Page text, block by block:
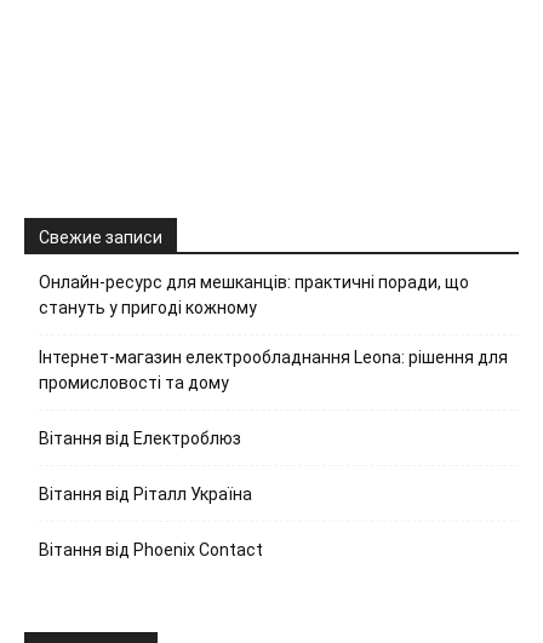
Свежие записи
Онлайн-ресурс для мешканців: практичні поради, що
стануть у пригоді кожному
Інтернет-магазин електрообладнання Leona: рішення для
промисловості та дому
Вітання від Електроблюз
Вітання від Ріталл Україна
Вітання від Phoenix Contact